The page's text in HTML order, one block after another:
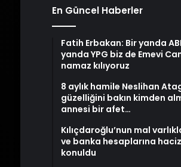
En Güncel Haberler
Fatih Erbakan: Bir yanda
yanda YPG biz de Emevi
namaz kılıyoruz
8 aylık hamile Neslihan
güzelliğini bakın kimden
annesi bir afet…
Kılıçdaroğlu’nun mal
ve banka hesaplarına haciz
konuldu